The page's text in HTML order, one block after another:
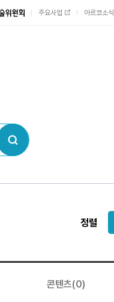
주요사업 아르코소식
검색
정렬
콘텐츠(0)